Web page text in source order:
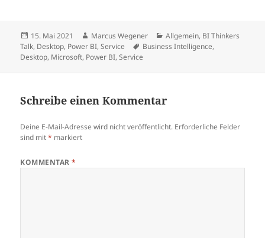
Veröffentlicht
am
15. Mai 2021 Autor
Marcus Wegener Kategorien
Allgemein, BI Thinkers
Talk, Desktop, Power BI,Service Schlagwörter
Business Intelligence,
Desktop, Microsoft, Power BI,Service
Schreibe einen Kommentar
Deine E-Mail-Adresse wird nicht veröffentlicht. Erforderliche Felder
sind mit* markiert
KOMMENTAR*